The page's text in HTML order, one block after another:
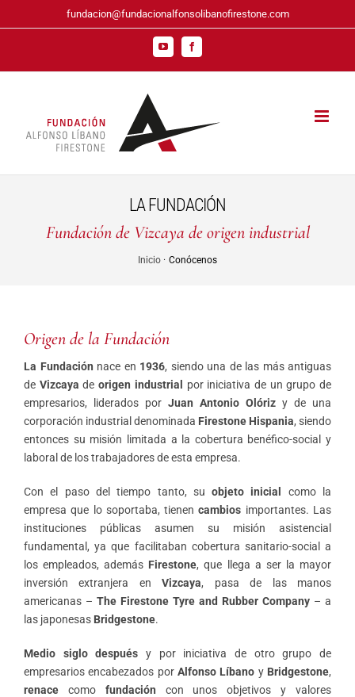
al
fundacion@fundacionalfonsolibanofirestone.com
YouTubeFacebook
LA FUNDACIÓN
Fundación de Vizcaya de origen industrial
Inicio · Conócenos
Origen de la Fundación
La Fundación nace en 1936, siendo una de las más antiguas
de Vizcaya deorigen industrial por iniciativa de un grupo de
empresarios, liderados por Juan Antonio Olóriz y de una
corporación industrial denominada Firestone Hispania, siendo
entonces su misión limitada a la cobertura benéfico-social y
laboral de los trabajadores de esta empresa.
Con el paso del tiempo tanto, suobjeto inicial como la
empresa que lo soportaba, tienencambios importantes. Las
instituciones públicas asumen su misión asistencial
fundamental, ya que facilitaban cobertura sanitario-social a
los empleados, además Firestone, que llega a ser la mayor
inversión extranjera enVizcaya, pasa de las manos
americanas – The Firestone Tyre and Rubber Company – a
las japonesas Bridgestone.
Medio siglo después y por iniciativa de otro grupo de
empresarios encabezados por Alfonso Líbano y Bridgestone,
renace como fundación con unos objetivos y valores